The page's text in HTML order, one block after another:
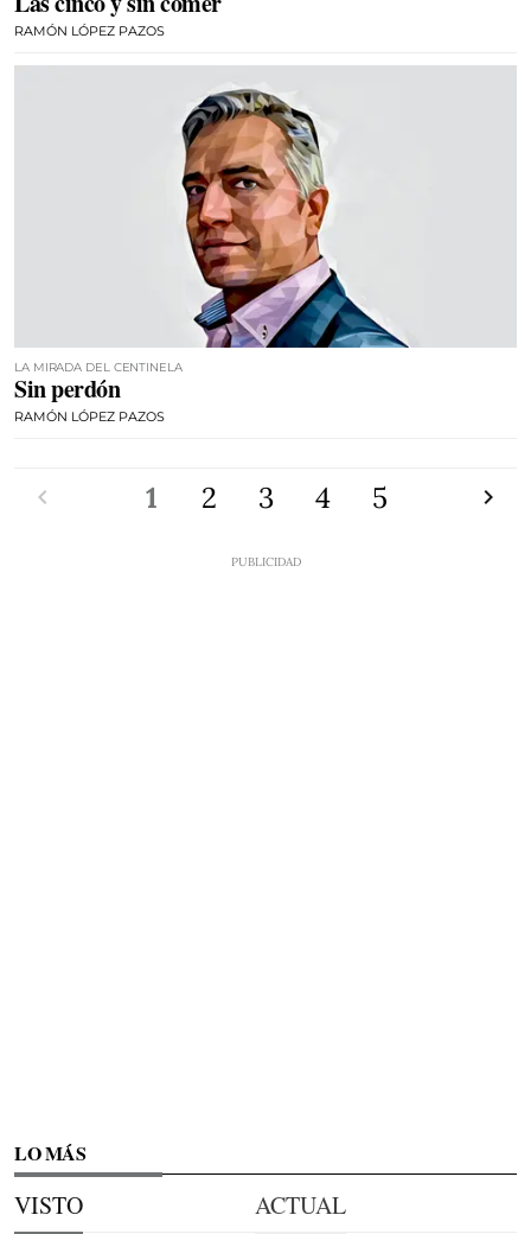
RAMÓN LÓPEZ PAZOS
LA MIRADA DEL CENTINELA
Sin perdón
RAMÓN LÓPEZ PAZOS
1 2 3 4 5
LO MÁS
VISTO ACTUAL